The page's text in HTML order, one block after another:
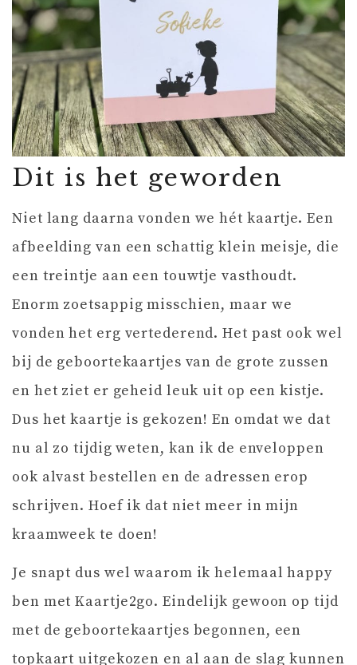
Dit is het geworden
Niet lang daarna vonden we hét kaartje. Een
afbeelding van een schattig klein meisje, die
een treintje aan een touwtje vasthoudt.
Enorm zoetsappig misschien, maar we
vonden het erg vertederend. Het past ook wel
bij de geboortekaartjes van de grote zussen
en het ziet er geheid leuk uit op een kistje.
Dus het kaartje is gekozen! En omdat we dat
nu al zo tijdig weten, kan ik de enveloppen
ook alvast bestellen en de adressen erop
schrijven. Hoef ik dat niet meer in mijn
kraamweek te doen!
Je snapt dus wel waarom ik helemaal happy
ben met Kaartje2go. Eindelijk gewoon op tijd
met de geboortekaartjes begonnen, een
topkaart uitgekozen en al aan de slag kunnen